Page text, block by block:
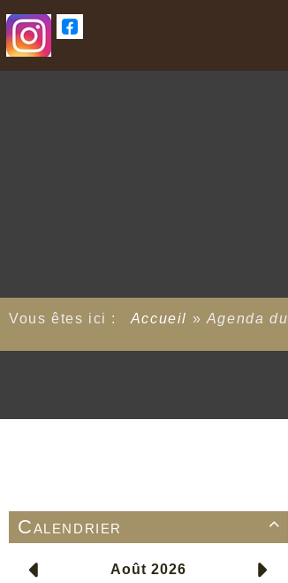
Vous êtes ici : Accueil » Agenda du

Calendrier